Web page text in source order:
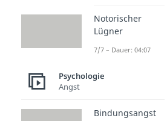
betroffen. Sie
Opfer leiden.
Personen
hervorgerufen
aber nicht
dass der
Notorischer
Lügner
7/7 – Dauer: 04:07
Psychologie
Angst
Bindungsangst